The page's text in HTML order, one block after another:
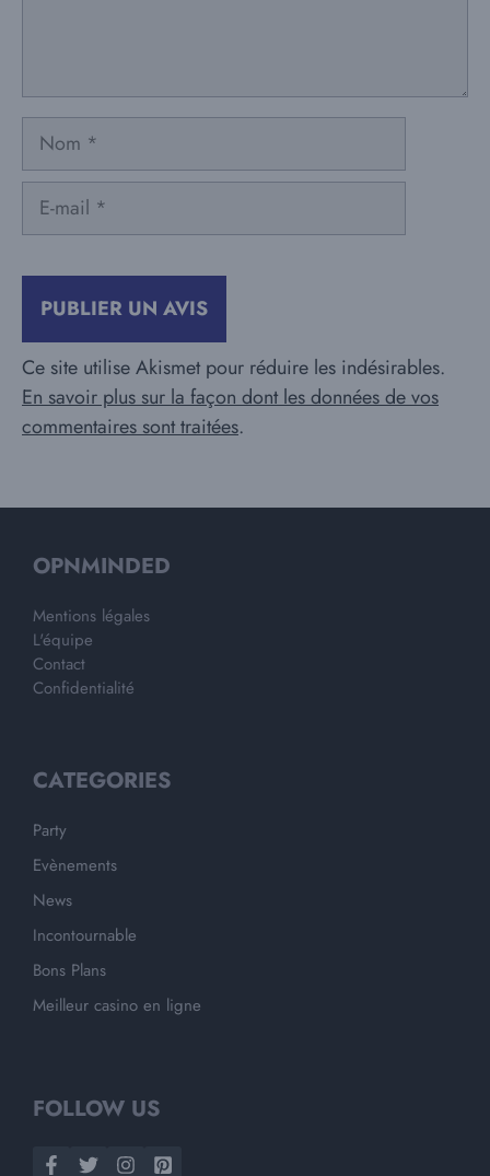
Nom
Ce site utilise Akismet pour réduire les indésirables.
En savoir plus sur la façon dont les données de vos
commentaires sont traitées.
OPNMINDED
Mentions légales
L'équipe
Contact
Confidentialité
CATEGORIES
Party
Evènements
News
Incontournable
Bons Plans
Meilleur casino en ligne
FOLLOW US